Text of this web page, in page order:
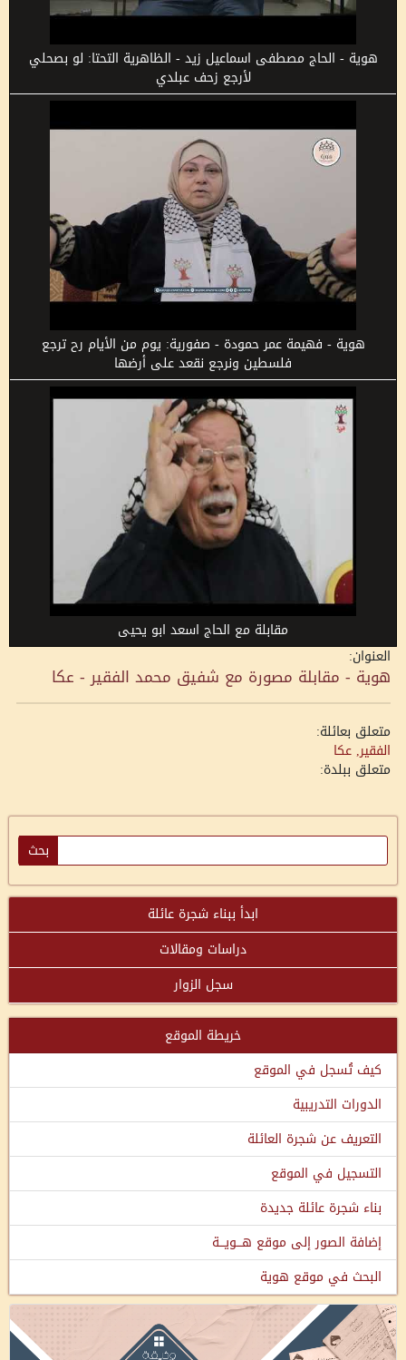
هوية - الحاج مصطفى اسماعيل زيد - الظاهرية التحتا: لو بصحلي
لأرجع زحف عبلدي
هوية - فهيمة عمر حمودة - صفورية: يوم من الأيام رح ترجع
فلسطين ونرجع نقعد على أرضها
مقابلة مع الحاج اسعد ابو يحيى
العنوان:
هوية - مقابلة مصورة مع شفيق محمد الفقير - عكا
متعلق بعائلة:
الفقير, عكا
متعلق ببلدة:
ابدأ ببناء شجرة عائلة
دراسات ومقالات
سجل الزوار
خريطة الموقع
كيف تُسجل في الموقع
الدورات التدريبية
التعريف عن شجرة العائلة
التسجيل في الموقع
بناء شجرة عائلة جديدة
إضافة الصور إلى موقع هـــويـــة
البحث في موقع هوية